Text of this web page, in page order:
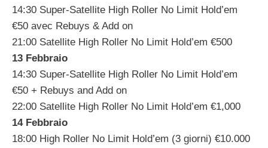
14:30 Super-Satellite High Roller No Limit Hold’em
€50 avec Rebuys & Add on
21:00 Satellite High Roller No Limit Hold’em €500
13 Febbraio
14:30 Super-Satellite High Roller No Limit Hold’em
€50 + Rebuys and Add on
22:00 Satellite High Roller No Limit Hold’em €1,000
14 Febbraio
18:00 High Roller No Limit Hold’em (3 giorni) €10.000